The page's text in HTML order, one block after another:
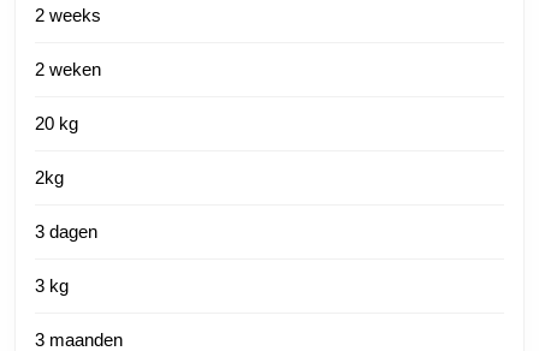
2 weeks
2 weken
20 kg
2kg
3 dagen
3 kg
3 maanden